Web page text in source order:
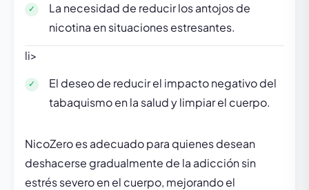
La necesidad de reducir los antojos de
nicotina en situaciones estresantes.
li>
El deseo de reducir el impacto negativo del
tabaquismo en la salud y limpiar el cuerpo.
NicoZero es adecuado para quienes desean
deshacerse gradualmente de la adicción sin
estrés severo en el cuerpo, mejorando el